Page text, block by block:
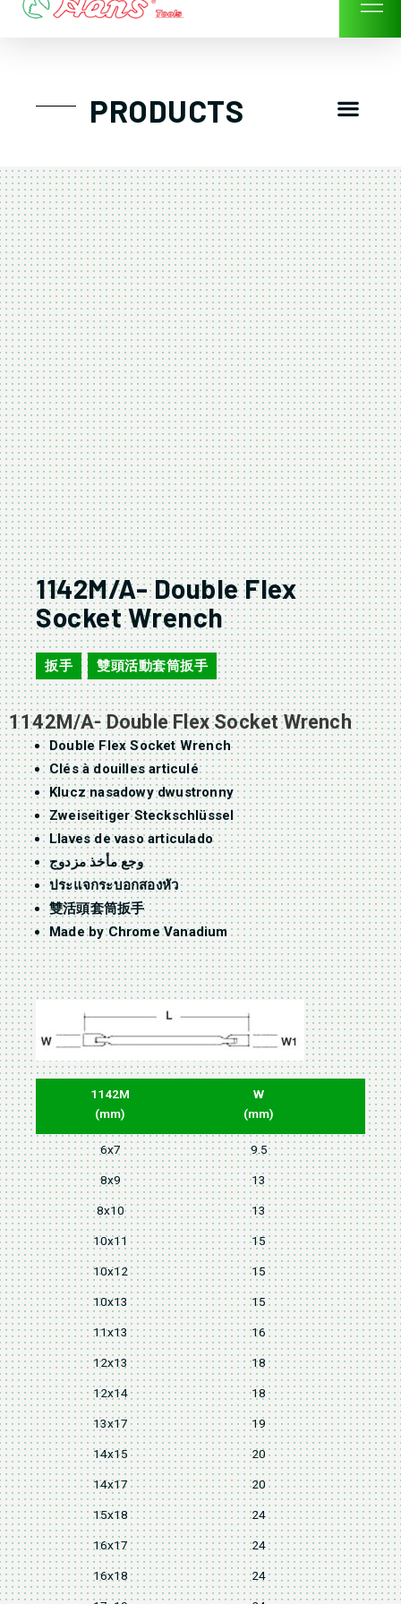
Skip
PRODUCTS
1142M/A- Double Flex
Socket Wrench
扳手 , 雙頭活動套筒扳手
1142M/A- Double Flex Socket Wrench
Double Flex Socket Wrench
Clés à douilles articulé
Klucz nasadowy dwustronny
Zweiseitiger Steckschlüssel
Llaves de vaso articulado
وجع مأخذ مزدوج
ประแจกระบอกสองหัว
雙活頭套筒扳手
Made by Chrome Vanadium
1142M
(mm)
W
(mm)
6x7 9.5
8x9 13
8x10 13
10x11 15
10x12 15
10x13 15
11x13 16
12x13 18
12x14 18
13x17 19
14x15 20
14x17 20
15x18 24
16x17 24
16x18 24